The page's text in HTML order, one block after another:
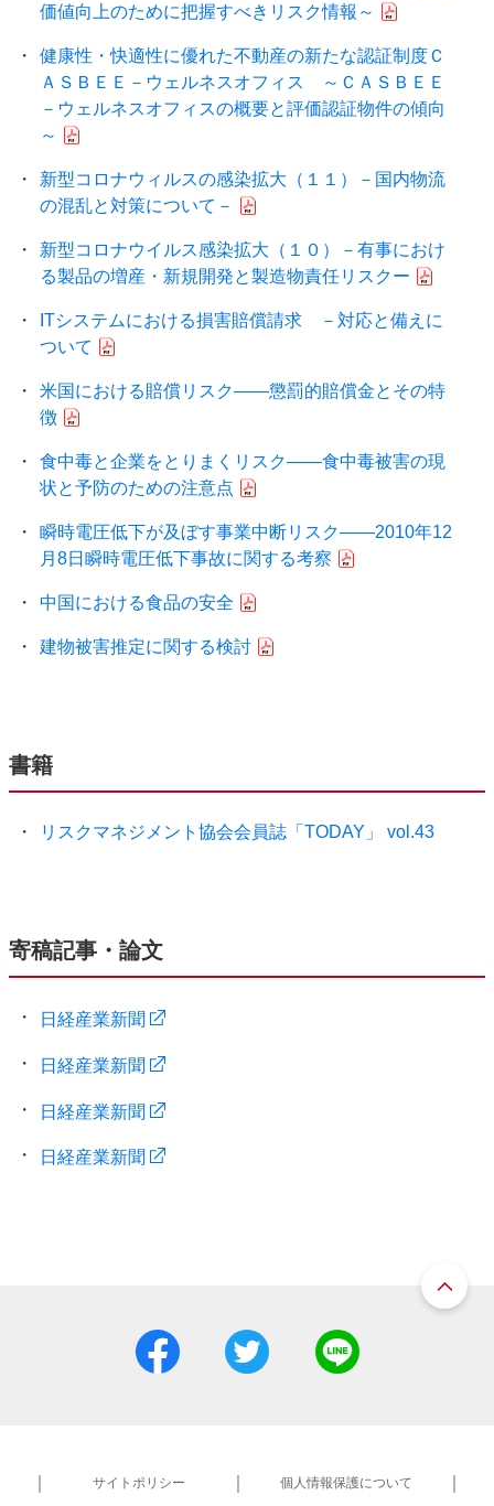
価値向上のために把握すべきリスク情報～
健康性・快適性に優れた不動産の新たな認証制度Ｃ
ＡＳＢＥＥ－ウェルネスオフィス ～ＣＡＳＢＥＥ
－ウェルネスオフィスの概要と評価認証物件の傾向
～
新型コロナウィルスの感染拡大（１１）－国内物流
の混乱と対策について－
新型コロナウイルス感染拡大（１０）－有事におけ
る製品の増産・新規開発と製造物責任リスクー
ITシステムにおける損害賠償請求 －対応と備えに
ついて
米国における賠償リスク――懲罰的賠償金とその特
徴
食中毒と企業をとりまくリスク――食中毒被害の現
状と予防のための注意点
瞬時電圧低下が及ぼす事業中断リスク――2010年12
月8日瞬時電圧低下事故に関する考察
中国における食品の安全
建物被害推定に関する検討
書籍
リスクマネジメント協会会員誌「TODAY」 vol.43
寄稿記事・論文
日経産業新聞
日経産業新聞
日経産業新聞
日経産業新聞
サイトポリシー 個人情報保護について